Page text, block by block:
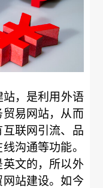
，是利用外语
易网站，从而
联网引流、品
沟通等功能。
文的，所以外
站建设。如今